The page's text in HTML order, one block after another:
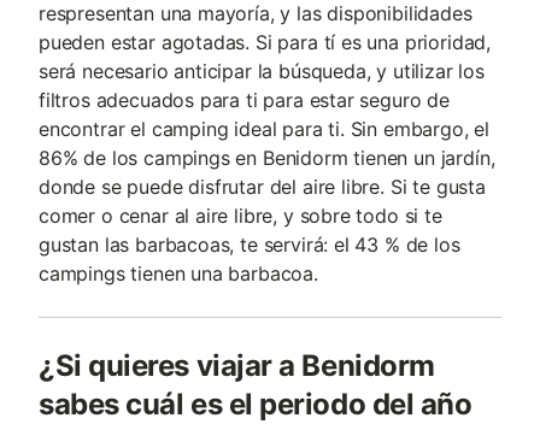
respresentan una mayoría, y las disponibilidades
pueden estar agotadas. Si para tí es una prioridad,
será necesario anticipar la búsqueda, y utilizar los
filtros adecuados para ti para estar seguro de
encontrar el camping ideal para ti. Sin embargo, el
86% de los campings en Benidorm tienen un jardín,
donde se puede disfrutar del aire libre. Si te gusta
comer o cenar al aire libre, y sobre todo si te
gustan las barbacoas, te servirá: el 43 % de los
campings tienen una barbacoa.
¿Si quieres viajar a Benidorm
sabes cuál es el periodo del año